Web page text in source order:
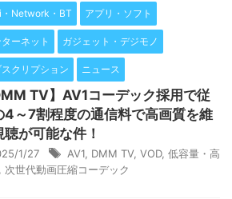
・Network・BT アプリ・ソフト
ーネット ガジェット・デジモノ
クリプション ニュース
TV】AV1コーデック採用で従
4～7割程度の通信料で高画質を維
聴が可能な件！
1/27 AV1 DMM TV, VOD, 低容量・高
次世代動画圧縮コーデック